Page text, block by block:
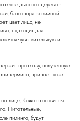
дынного дерева -
благодаря энзимной
цвет лица, не
подходит для
чувствительную и
протеазу, полученную
придает коже
лице. Кожа становится
Питательные,
пилинга, будут